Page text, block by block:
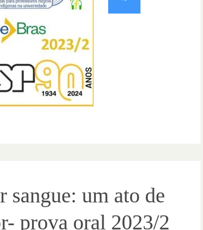
sangue: um ato de
prova oral 2023/2